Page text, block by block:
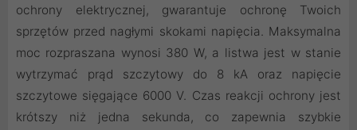
ochrony elektrycznej, gwarantuje ochronę Twoich
sprzętów przed nagłymi skokami napięcia. Maksymalna
moc rozpraszana wynosi 380 W, a listwa jest w stanie
wytrzymać prąd szczytowy do 8 kA oraz napięcie
szczytowe sięgające 6000 V. Czas reakcji ochrony jest
krótszy niż jedna sekunda, co zapewnia szybkie